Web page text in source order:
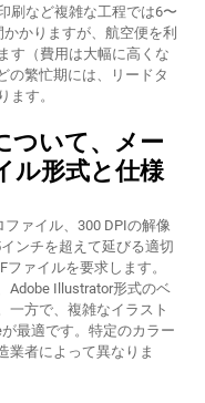
刷など複雑な工程では6〜
かりますが、航空便を利
す（費用は大幅に高くな
の繁忙期には、リードタ
ます。
ついて、メー
ル形式と仕様
ァイル、300 DPIの解像
ンチを超えて延びる適切
ァイルを要求します。
Adobe Illustrator形式のベ
一方で、複雑なイラスト
最適です。特定のカラー
業者によって異なりま